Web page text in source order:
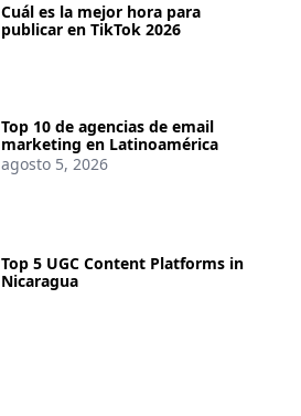
Cuál es la mejor hora para
publicar en TikTok 2026
Top 10 de agencias de email
marketing en Latinoamérica
agosto 5, 2026
Top 5 UGC Content Platforms in
Nicaragua